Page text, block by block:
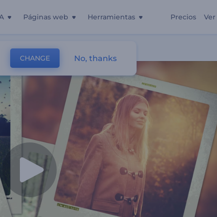
Páginas web Herramientas Precios Ver
CHANGE No, thanks